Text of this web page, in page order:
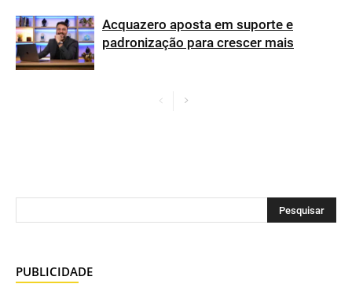
Acquazero aposta em suporte e
padronização para crescer mais
PUBLICIDADE